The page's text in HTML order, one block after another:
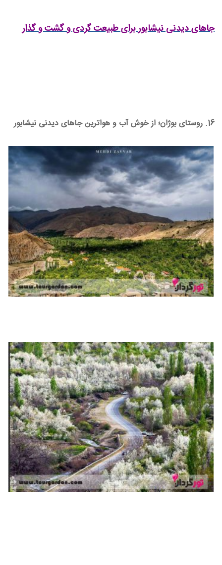
جاهای دیدنی نیشابور برای طبیعت گردی و گشت و گذار
16. روستای بوژان؛ از خوش آب و هواترین جاهای دیدنی نیشابور